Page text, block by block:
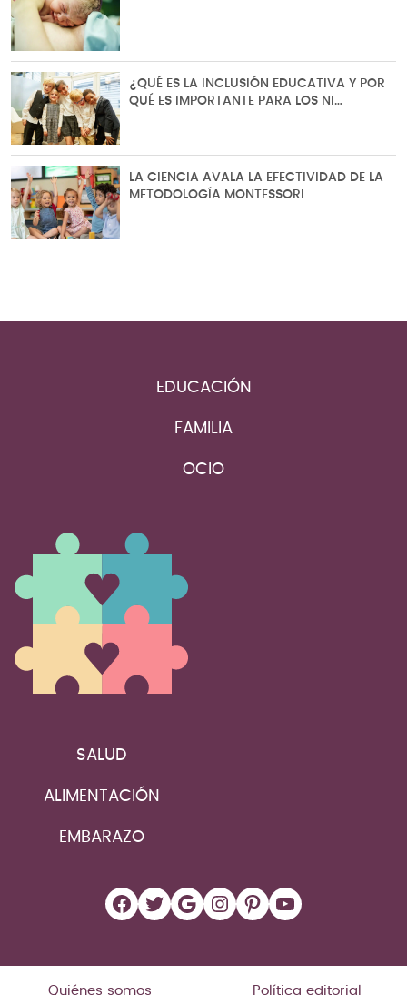
¿QUÉ ES LA INCLUSIÓN EDUCATIVA Y POR
QUÉ ES IMPORTANTE PARA LOS NI…
LA CIENCIA AVALA LA EFECTIVIDAD DE LA
METODOLOGÍA MONTESSORI
EDUCACIÓN
FAMILIA
OCIO
SALUD
ALIMENTACIÓN
EMBARAZO
Facebook
Twitter
Google
Instagram
Pinterest
YouTube
Quiénes somos Política editorial